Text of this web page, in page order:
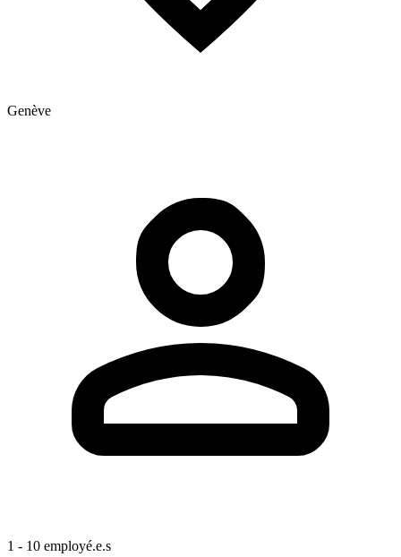
Genève
1 - 10 employé.e.s